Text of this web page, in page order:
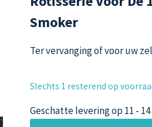
Smoker
Ter vervanging of voor uw
Slechts 1 resterend op
Geschatte levering op 11 -